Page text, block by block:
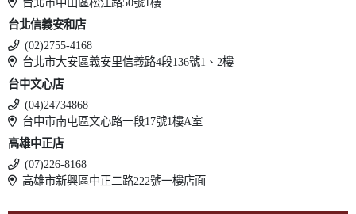
台北信義安和店
(02)2755-4168
台北市大安區義安里信義路4段136號1、2樓
台中文心店
(04)24734868
台中市南屯區文心路一段17號1樓A室
高雄中正店
(07)226-8168
高雄市新興區中正二路222號一樓店面